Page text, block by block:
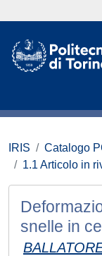
IRIS Catalogo
1.1 Articolo in
snelle in